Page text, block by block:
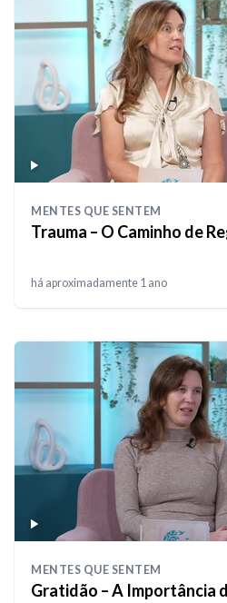
MENTES QUE SENTEM
Trauma – O Caminho de
há aproximadamente 1 ano
MENTES QUE SENTEM
Gratidão – A Importância